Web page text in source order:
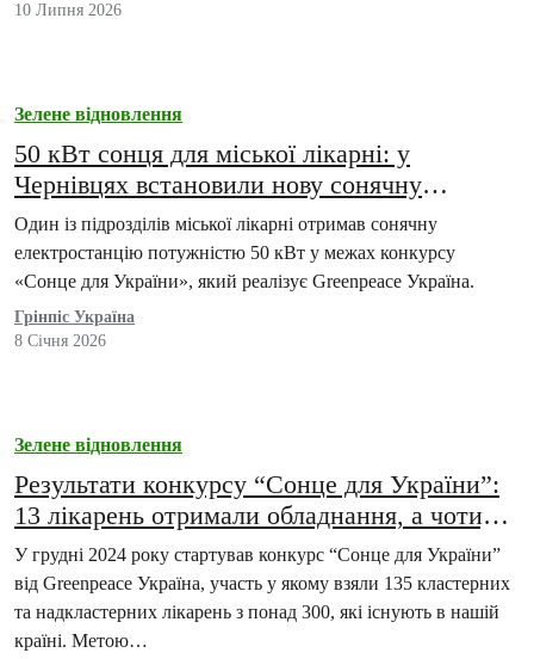
10 Липня 2026
Зелене відновлення
50 кВт сонця для міської лікарні: у
Чернівцях встановили нову сонячну
електростанцію
Один із підрозділів міської лікарні отримав сонячну
електростанцію потужністю 50 кВт у межах конкурсу
«Сонце для України», який реалізує Greenpeace Україна.
Грінпіс Україна
8 Січня 2026
Зелене відновлення
Результати конкурсу “Сонце для України”:
13 лікарень отримали обладнання, а чотири
вже встановили СЕС
У грудні 2024 року стартував конкурс “Сонце для України”
від Greenpeace Україна, участь у якому взяли 135 кластерних
та надкластерних лікарень з понад 300, які існують в нашій
країні. Метою…